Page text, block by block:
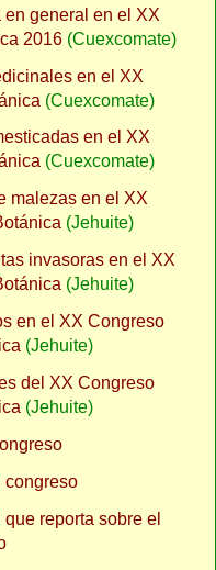
general en el XX
2016 (Cuexcomate)
en el XX
(Cuexcomate)
en el XX
(Cuexcomate)
malezas en el XX
(Jehuite)
invasoras en el XX
(Jehuite)
en el XX Congreso
(Jehuite)
del XX Congreso
(Jehuite)
congreso
reporta sobre el